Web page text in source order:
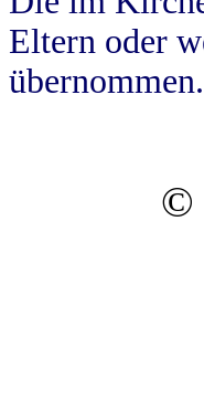
Eltern oder
übernommen.
©